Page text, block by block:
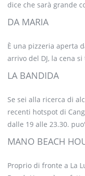
dice che sarà grande
DA MARIA
È una pizzeria aperta
arrivo del DJ, la cena
LA BANDIDA
Se sei alla ricerca di
recenti hotspot di
dalle 19 alle 23.30.
MANO BEACH
Proprio di fronte a La